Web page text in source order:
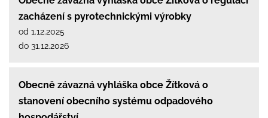
zacházení s pyrotechnickými výrobky
od 1.12.2025
do 31.12.2026
Obecně závazná vyhláška obce Žítková o
stanovení obecního systému odpadového